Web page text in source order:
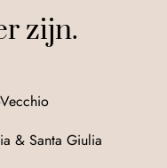
zijn.
& Santa Giulia